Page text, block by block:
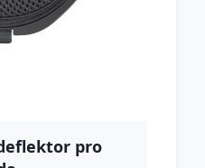
pro